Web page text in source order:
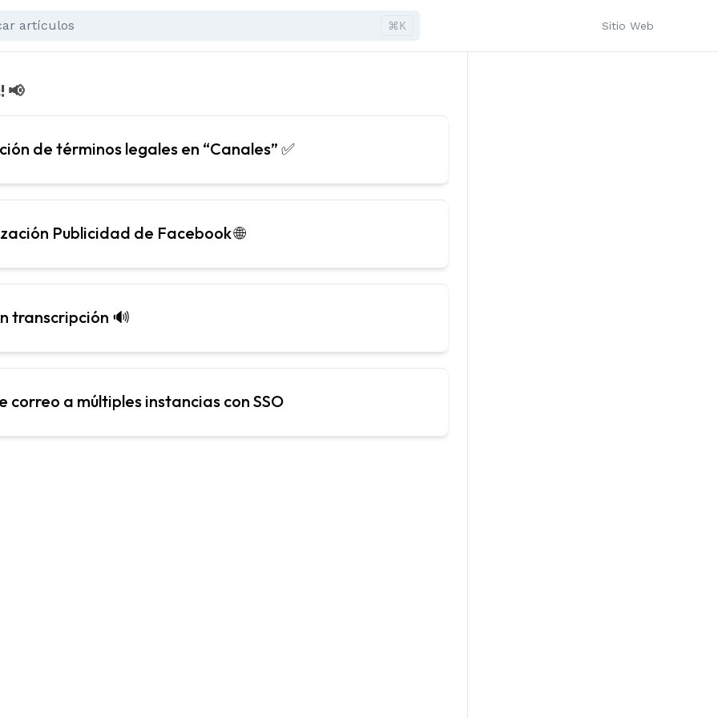
⌘K Sitio Web
📢
de términos legales en “Canales” ✅
Publicidad de Facebook 🌐
transcripción 🔊
correo a múltiples instancias con SSO